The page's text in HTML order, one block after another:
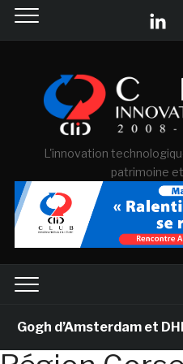
L'innovation
patrimoine
d’Amsterdam et DHL